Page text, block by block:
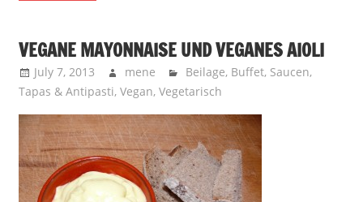
VEGANE MAYONNAISE UND VEGANES AIOLI
July 7, 2013 mene Beilage, Buffet, Saucen,
Tapas & Antipasti, Vegan, Vegetarisch